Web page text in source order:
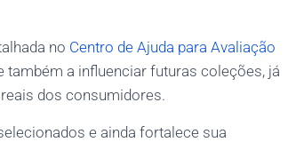
no Centro de Ajuda para Avaliação
também a influenciar futuras coleções, já
dos consumidores.
e ainda fortalece sua